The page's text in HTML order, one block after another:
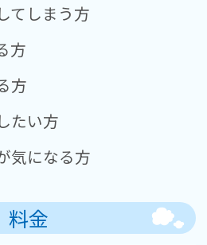
てしまう方
方
方
たい方
気になる方
料金